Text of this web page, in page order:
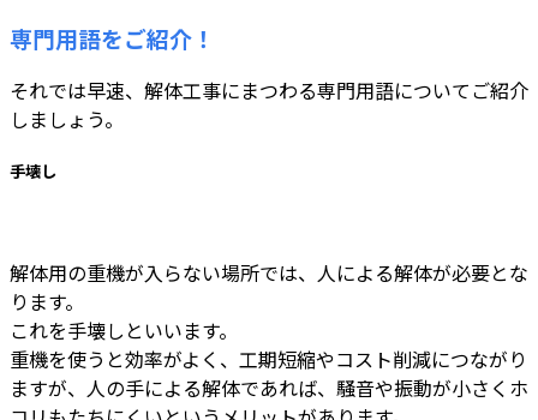
専門用語をご紹介！
それでは早速、解体工事にまつわる専門用語についてご紹介
しましょう。
手壊し
解体用の重機が入らない場所では、人による解体が必要とな
ります。
これを手壊しといいます。
重機を使うと効率がよく、工期短縮やコスト削減につながり
ますが、人の手による解体であれば、騒音や振動が小さくホ